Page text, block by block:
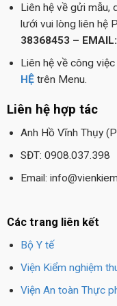
Liên hệ về gửi mẫu,
lưới vui lòng liên hệ
38368453 – EMAIL:
Liên hệ về công
HỆtrên Menu.
Liên hệ hợp tác
Anh Hồ Vĩnh Thụy
SĐT: 0908.037.398
Email:
Các trang liên kết
Bộ Y tế
Viện Kiểm nghiệm
Viện An toàn Thực